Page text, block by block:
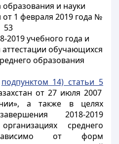
и науки
от 1 февраля 2019 года №
53
2019 учебного года и
обучающихся
образования
подпунктом 14) статьи 5
от 27 июля 2007
а также в целях
2018-2019
среднего
от форм